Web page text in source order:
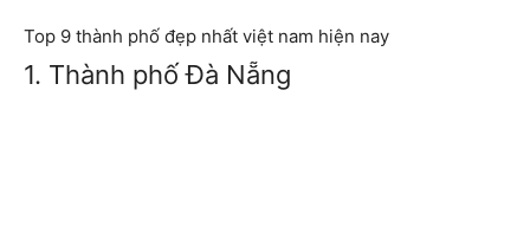
Top 9 thành phố đẹp nhất việt nam hiện nay
1. Thành phố Đà Nẵng